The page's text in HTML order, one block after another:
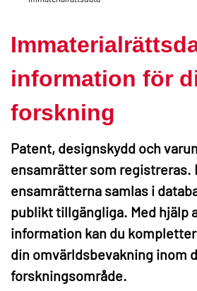
information för
forskning
Patent, designskydd och
ensamrätter som registreras.
ensamrätterna samlas i
publikt tillgängliga. Med hjälp
information kan du
din omvärldsbevakning inom
forskningsområde.